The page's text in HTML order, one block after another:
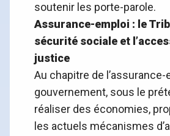
soutenir les porte-parole.
Assurance-emploi : le
sécurité sociale et
justice
Au chapitre de l’assurance-
gouvernement, sous le
réaliser des économies,
les actuels mécanismes